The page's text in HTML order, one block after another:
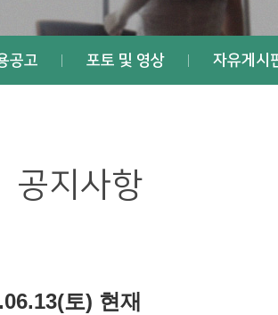
공고 포토 및 영상 자유게시
공지사항
토) 현재